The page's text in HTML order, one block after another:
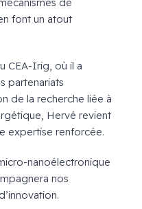
font un atout
CEA-Irig, où il a
partenariats
de la recherche liée à
Hervé revient
expertise renforcée.
nanoélectronique
nos